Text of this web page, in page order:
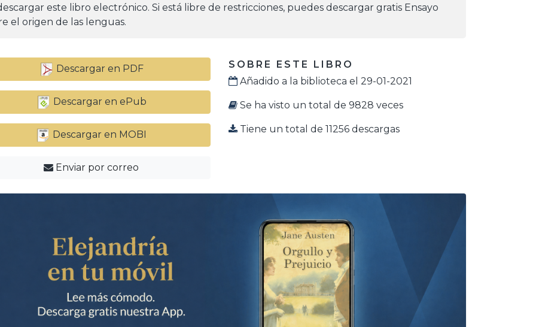
este libro electrónico. Si está libre de restricciones, puedes descargar gratis Ensayo
el origen de las lenguas.
Descargar en PDF
Descargar en ePub
Descargar en MOBI
Enviar por correo
SOBRE ESTE LIBRO
Añadido a la biblioteca el 29-01-2021
Se ha visto un total de 9828 veces
Tiene un total de 11256 descargas